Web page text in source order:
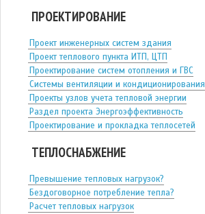
ПРОЕКТИРОВАНИЕ
Проект инженерных систем здания
Проект теплового пункта ИТП, ЦТП
Проектирование систем отопления и ГВС
Системы вентиляции и кондиционирования
Проекты узлов учета тепловой энергии
Раздел проекта Энергоэффективность
Проектирование и прокладка теплосетей
ТЕПЛОСНАБЖЕНИЕ
Превышение тепловых нагрузок?
Бездоговорное потребление тепла?
Расчет тепловых нагрузок